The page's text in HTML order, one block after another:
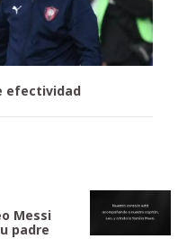
efectividad
Messi
padre